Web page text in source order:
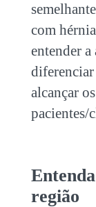
com
entender a
diferenciar
alcançar
pacientes/
região